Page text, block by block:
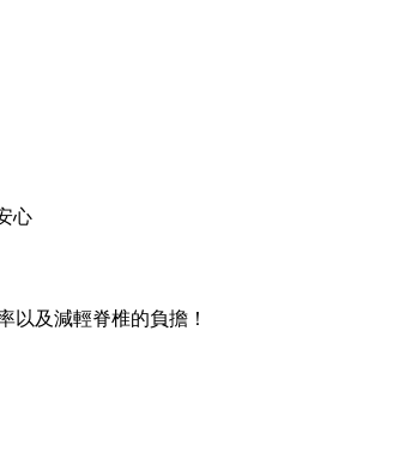
心
以及減輕脊椎的負擔！